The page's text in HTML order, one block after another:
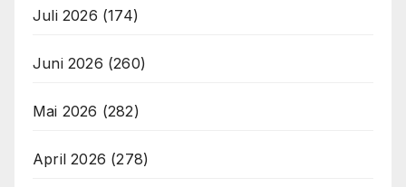
Juli 2026 (174)
Juni 2026 (260)
Mai 2026 (282)
April 2026 (278)